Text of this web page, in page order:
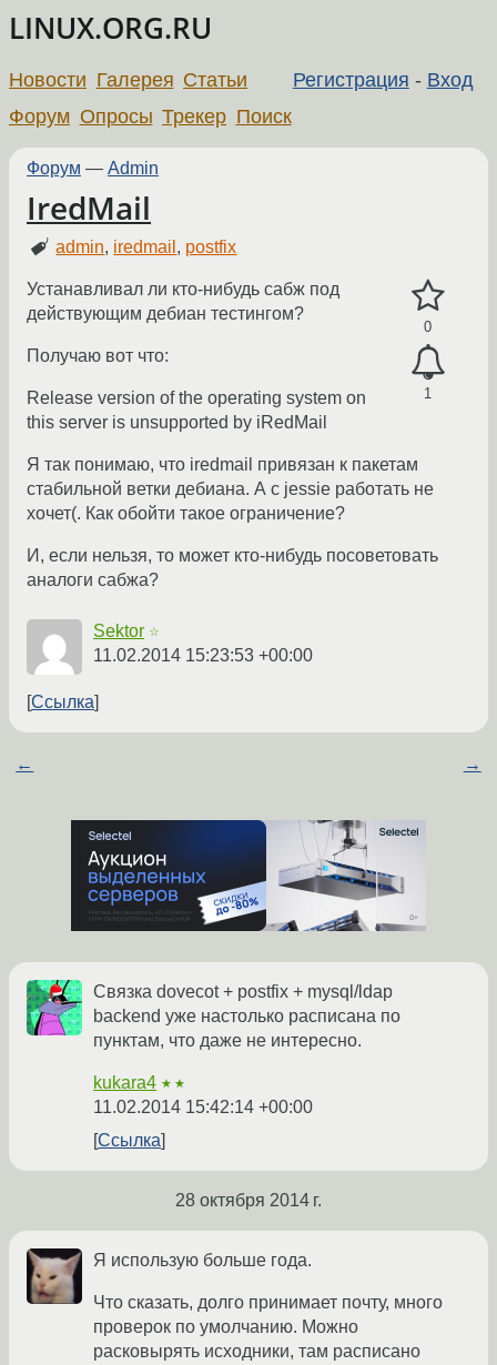
LINUX.ORG.RU
Регистрация - Вход
Новости Галерея Статьи
Форум Опросы Трекер Поиск
Форум — Admin
IredMail
admin, iredmail , postfix
0
1
Устанавливал ли кто-нибудь сабж под
действующим дебиан тестингом?
Получаю вот что:
Release version of the operating system on
this server is unsupported by iRedMail
Я так понимаю, что iredmail привязан к пакетам
стабильной ветки дебиана. А с jessie работать не
хочет(. Как обойти такое ограничение?
И, если нельзя, то может кто-нибудь посоветовать
аналоги сабжа?
Sektor ☆
11.02.2014 15:23:53 +00:00
Ссылка
← →
Связка dovecot + postfix + mysql/ldap
backend уже настолько расписана по
пунктам, что даже не интересно.
kukara4 ★★
11.02.2014 15:42:14 +00:00
Ссылка
28 октября 2014 г.
Я использую больше года.
Что сказать, долго принимает почту, много
проверок по умолчанию. Можно
расковырять исходники, там расписано